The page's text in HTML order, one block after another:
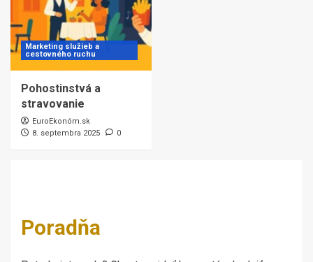
Marketing služieb a
cestovného ruchu
Pohostinstvá a
stravovanie
EuroEkonóm.sk
8. septembra 2025
0
Poradňa